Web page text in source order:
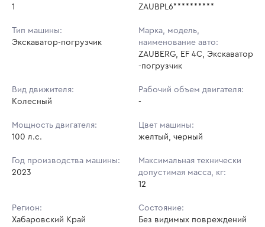
1
ZAUBPL6**********
Тип машины:
Экскаватор-погрузчик
Марка, модель,
наименование авто:
ZAUBERG, EF 4C, Экскаватор
-погрузчик
Вид движителя:
Колесный
Рабочий объем двигателя:
-
Мощность двигателя:
100 л.с.
Цвет машины:
желтый, черный
Год производства машины:
2023
Максимальная технически
допустимая масса, кг:
12
Регион:
Хабаровский Край
Состояние:
Без видимых повреждений